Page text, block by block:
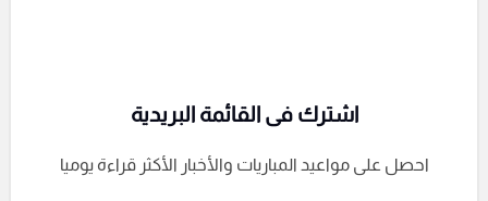
اشترك فى القائمة البريدية
احصل على مواعيد المباريات والأخبار الأكثر قراءة يوميا